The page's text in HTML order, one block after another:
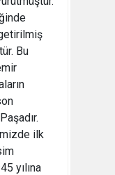
Bu
ilk
yılına